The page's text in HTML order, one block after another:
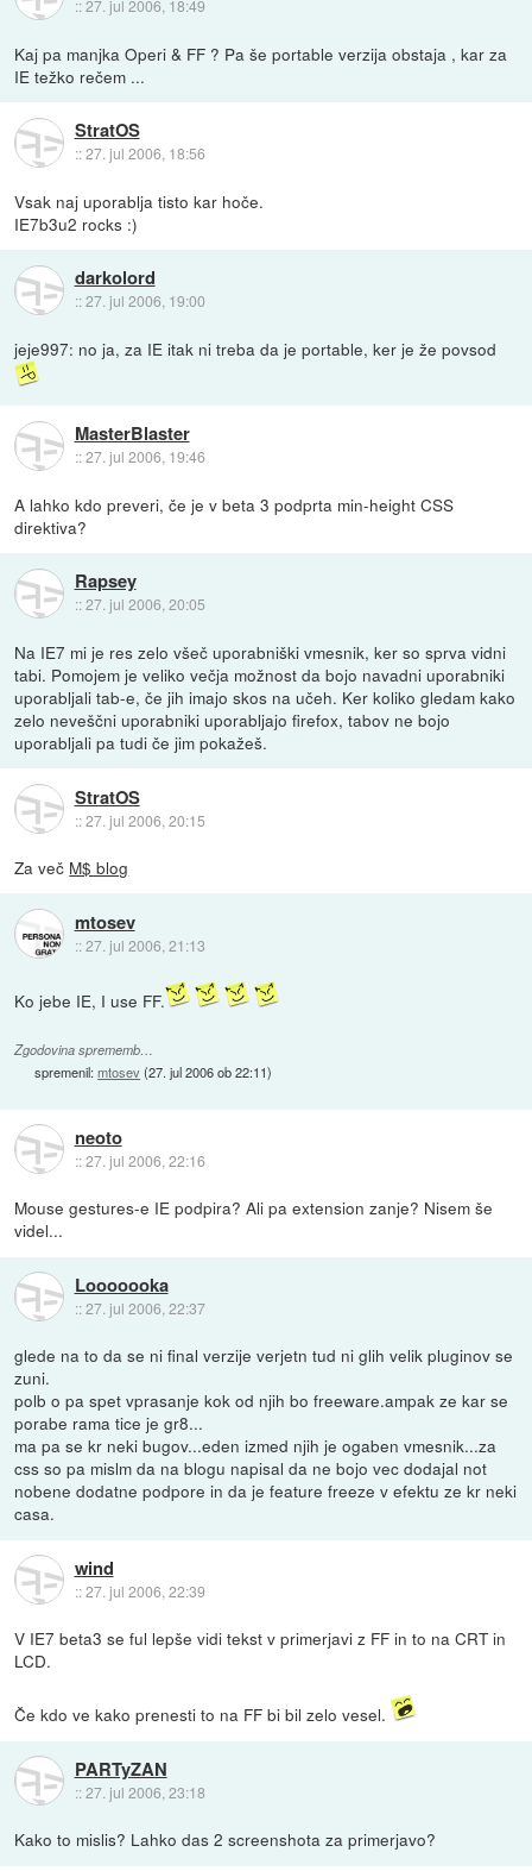
::27. jul 2006, 18:49
Kaj pa manjka Operi & FF ? Pa še portable verzija obstaja , kar za
IE težko rečem ...
StratOS
::27. jul 2006, 18:56
Vsak naj uporablja tisto kar hoče.
IE7b3u2 rocks :)
darkolord
::27. jul 2006, 19:00
jeje997: no ja, za IE itak ni treba da je portable, ker je že povsod
MasterBlaster
::27. jul 2006, 19:46
A lahko kdo preveri, če je v beta 3 podprta min-height CSS
direktiva?
Rapsey
::27. jul 2006, 20:05
Na IE7 mi je res zelo všeč uporabniški vmesnik, ker so sprva vidni
tabi. Pomojem je veliko večja možnost da bojo navadni uporabniki
uporabljali tab-e, če jih imajo skos na učeh. Ker koliko gledam kako
zelo neveščni uporabniki uporabljajo firefox, tabov ne bojo
uporabljali pa tudi če jim pokažeš.
StratOS
::27. jul 2006, 20:15
Za več M$ blog
mtosev
::27. jul 2006, 21:13
Ko jebe IE, I use FF.
Zgodovina sprememb…
spremenil:mtosev(27. jul 2006 ob 22:11)
neoto
::27. jul 2006, 22:16
Mouse gestures-e IE podpira? Ali pa extension zanje? Nisem še
videl...
Looooooka
::27. jul 2006, 22:37
glede na to da se ni final verzije verjetn tud ni glih velik pluginov se
zuni.
polb o pa spet vprasanje kok od njih bo freeware.ampak ze kar se
porabe rama tice je gr8...
ma pa se kr neki bugov...eden izmed njih je ogaben vmesnik...za
css so pa mislm da na blogu napisal da ne bojo vec dodajal not
nobene dodatne podpore in da je feature freeze v efektu ze kr neki
casa.
wind
::27. jul 2006, 22:39
V IE7 beta3 se ful lepše vidi tekst v primerjavi z FF in to na CRT in
LCD.
Če kdo ve kako prenesti to na FF bi bil zelo vesel.
PARTyZAN
::27. jul 2006, 23:18
Kako to mislis? Lahko das 2 screenshota za primerjavo?